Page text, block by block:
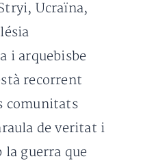
Ucraïna,
i arquebisbe
recorrent
comunitats
de veritat i
guerra que